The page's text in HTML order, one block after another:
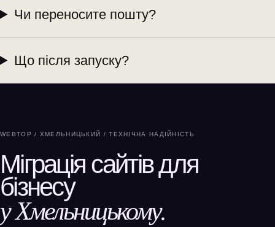
Чи переносите пошту?
Що після запуску?
WEBTOP / ХМЕЛЬНИЦЬКИЙ / ТЕХНІЧНА НАДІЙНІСТЬ
Міграція сайтів для
бізнесу
у Хмельницькому.